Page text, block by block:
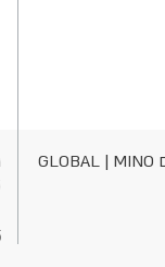
משחיז סכינים ביתי 2 גלגלים GLOBAL | MINO